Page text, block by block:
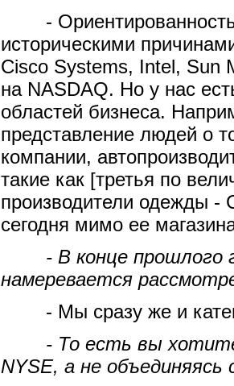
- Ориентированность
историческими
Cisco Systems, Intel, Sun
на NASDAQ. Но у нас
областей бизнеса.
представление людей о
компании,
такие как [третья по
производители одежды -
сегодня мимо ее
- В конце прошлого
намеревается
- Мы сразу же и
- То есть вы хотите
NYSE, а не объединяясь